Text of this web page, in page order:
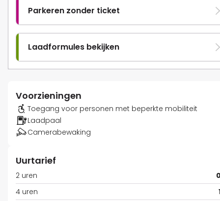
Parkeren zonder ticket
Laadformules bekijken
Voorzieningen
Toegang voor personen met beperkte mobiliteit
Laadpaal
Camerabewaking
Uurtarief
2 uren
4 uren